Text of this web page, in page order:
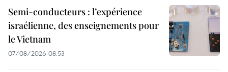
Semi-conducteurs : l’expérience
israélienne, des enseignements pour
le Vietnam
07/08/2026 08:53